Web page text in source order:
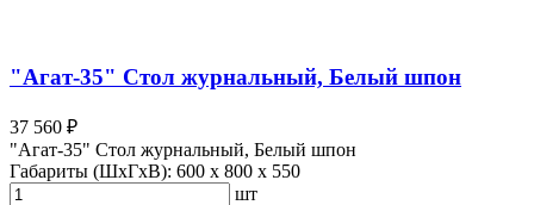
"Агат-35" Стол журнальный, Белый шпон
37 560 ₽
"Агат-35" Стол журнальный, Белый шпон
Габариты (ШхГхВ): 600 x 800 x 550
шт